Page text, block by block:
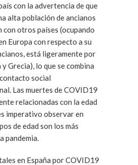
con la advertencia de que
alta población de ancianos
con otros países (ocupando
Europa con respecto a su
está ligeramente por
Grecia), lo que se combina
social
Las muertes de COVID19
relacionadas con la edad
imperativo observar en
de edad son los más
pandemia.
en España por COVID19